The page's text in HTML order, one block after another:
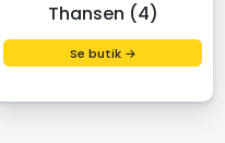
Thansen (4)
Se butik →